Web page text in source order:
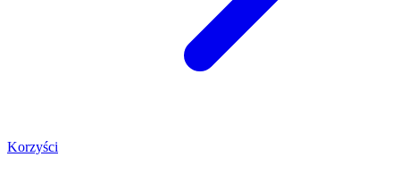
Korzyści